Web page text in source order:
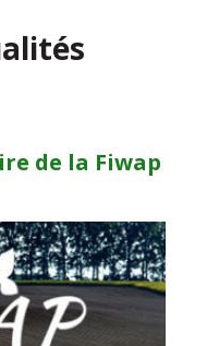
de la Fiwap